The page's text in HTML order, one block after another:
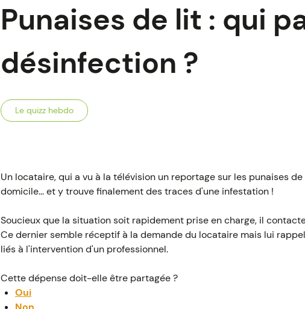
Punaises de lit : qui
désinfection ?
Le quizz hebdo
Un locataire, qui a vu à la télévision un reportage sur les punaises
domicile... et y trouve finalement des traces d'une infestation !
Soucieux que la situation soit rapidement prise en charge, il
Ce dernier semble réceptif à la demande du locataire mais lui
liés à l'intervention d'un professionnel.
Cette dépense doit-elle être partagée ?
Oui